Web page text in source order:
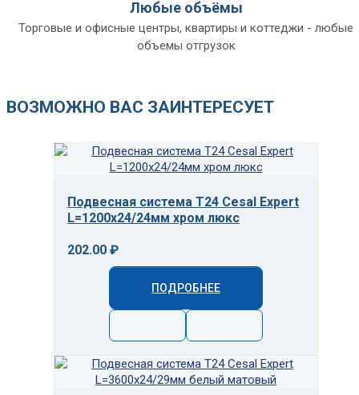
Любые объёмы
Торговые и офисные центры, квартиры и коттеджи - любые
объемы отгрузок
ВОЗМОЖНО ВАС ЗАИНТЕРЕСУЕТ
Подвесная система T24 Cesal Expert
L=1200х24/24мм хром люкс
202.00 ₽
ПОДРОБНЕЕ